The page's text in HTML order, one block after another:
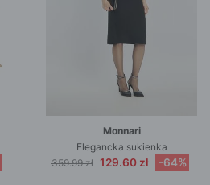
Monnari
Elegancka sukienka
359.99 zł 129.60 zł -64%